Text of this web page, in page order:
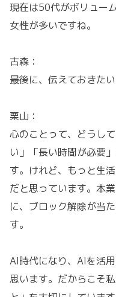
現在は50代がボリュー
女性が多いですね。
古森：
最後に、伝えておきた
栗山：
心のことって、どうし
い」「長い時間が必要
す。けれど、もっと生
だと思っています。本
に、ブロック解除が当
す。
AI時代になり、AIを活
思います。だからこそ